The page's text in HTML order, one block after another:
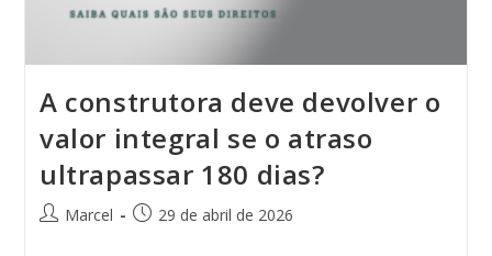
A construtora deve devolver o
valor integral se o atraso
ultrapassar 180 dias?
Marcel 29 de abril de 2026